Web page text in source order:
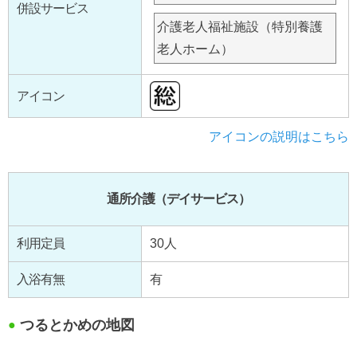
併設サービス
介護老人福祉施設（特別養護
老人ホーム）
アイコン
アイコンの説明はこちら
通所介護（デイサービス）
利用定員 30人
入浴有無 有
● つるとかめの地図